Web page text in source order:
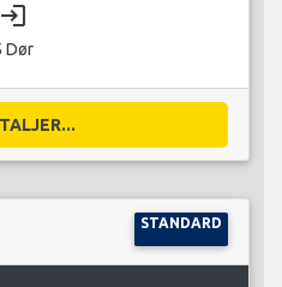
login
Dør
STANDARD